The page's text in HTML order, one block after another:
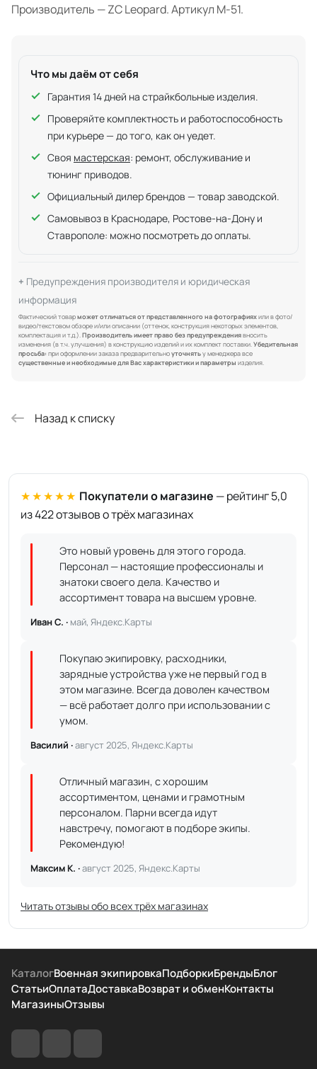
Производитель — ZC Leopard. Артикул M-51.
Что мы даём от себя
Гарантия 14 дней на страйкбольные изделия.
Проверяйте комплектность и работоспособность
при курьере — до того, как он уедет.
Своя мастерская: ремонт, обслуживание и
тюнинг приводов.
Официальный дилер брендов — товар заводской.
Самовывоз в Краснодаре, Ростове-на-Дону и
Ставрополе: можно посмотреть до оплаты.
Предупреждения производителя и юридическая
информация
Фактический товарможет отличаться от представленного на фотографияхили в фото/
видео/текстовом обзоре и/или описании (оттенок, конструкция некоторых элементов,
комплектация и т.д.).Производитель имеет право без предупреждениявносить
изменения (в т.ч. улучшения) в конструкцию изделий и их комплект поставки.Убедительная
просьба: при оформлении заказа предварительноуточнятьу менеджера все
существенные и необходимые для Вас характеристики и параметры изделия.
Назад к списку
★★★★★ Покупатели о магазине — рейтинг 5,0
из 422 отзывов о трёх магазинах
Это новый уровень для этого города.
Персонал — настоящие профессионалы и
знатоки своего дела. Качество и
ассортимент товара на высшем уровне.
Иван С. · май, Яндекс.Карты
Покупаю экипировку, расходники,
зарядные устройства уже не первый год в
этом магазине. Всегда доволен качеством
— всё работает долго при использовании с
умом.
Василий ·август 2025, Яндекс.Карты
Отличный магазин, с хорошим
ассортиментом, ценами и грамотным
персоналом. Парни всегда идут
навстречу, помогают в подборе экипы.
Рекомендую!
Максим К. ·август 2025, Яндекс.Карты
Читать отзывы обо всех трёх магазинах
КаталогВоенная экипировкаПодборкиБрендыБлог
СтатьиОплатаДоставкаВозврат и обменКонтакты
МагазиныОтзывы